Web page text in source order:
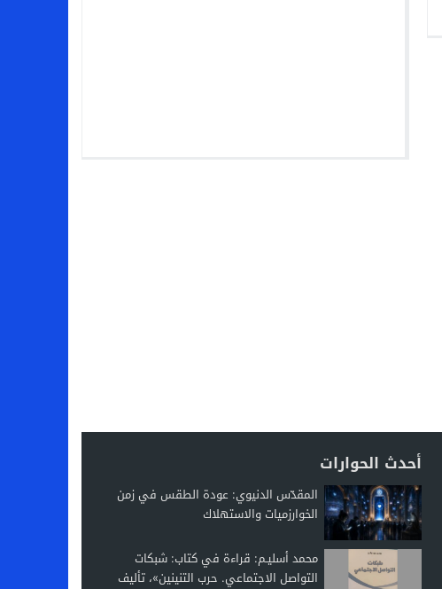
أحدث الحوارات
المقدّس الدنيوي: عودة الطقس في زمن
الخوارزميات والاستهلاك
محمد أسليـم: قراءة في كتاب: شبكات
التواصل الاجتماعي. حرب التنينين»، تأليف